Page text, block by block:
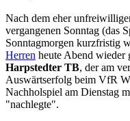
Nach dem eher
vergangenen Sonntag (das
Sonntagmorgen kurzfristig
Herren heute Abend wieder
Harpstedter TB, der am
Auswärtserfolg beim VfR
Nachholspiel am Dienstag
"nachlegte".